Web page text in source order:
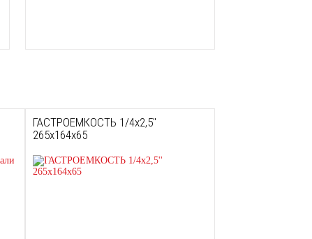
ГАСТРОЕМКОСТЬ 1/4х2,5''
265х164х65